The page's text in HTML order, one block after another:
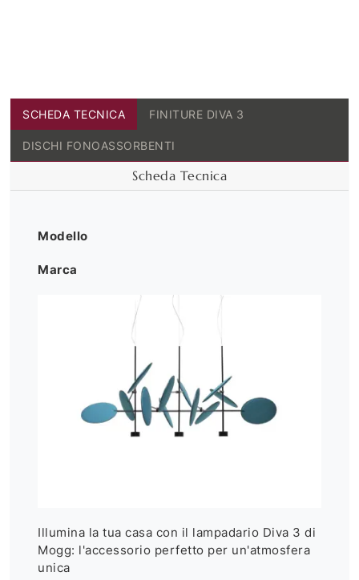
SCHEDA TECNICA FINITURE DIVA 3
DISCHI FONOASSORBENTI
Scheda Tecnica
Modello
Marca
Illumina la tua casa con il lampadario Diva 3 di
Mogg: l'accessorio perfetto per un'atmosfera
unica